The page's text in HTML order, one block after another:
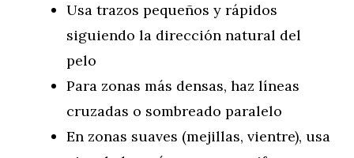
Usa trazos pequeños y rápidos
siguiendo la dirección natural del
pelo
Para zonas más densas, haz líneas
cruzadas o sombreado paralelo
En zonas suaves (mejillas, vientre), usa